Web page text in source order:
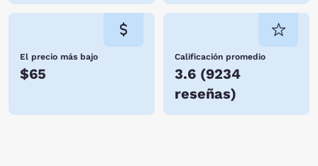
El precio más bajo
$65
Calificación promedio
3.6 (9234
reseñas)